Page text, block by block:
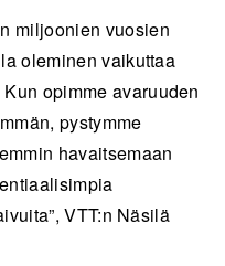
miljoonien vuosien
oleminen vaikuttaa
opimme avaruuden
pystymme
havaitsemaan
VTT:n Näsilä